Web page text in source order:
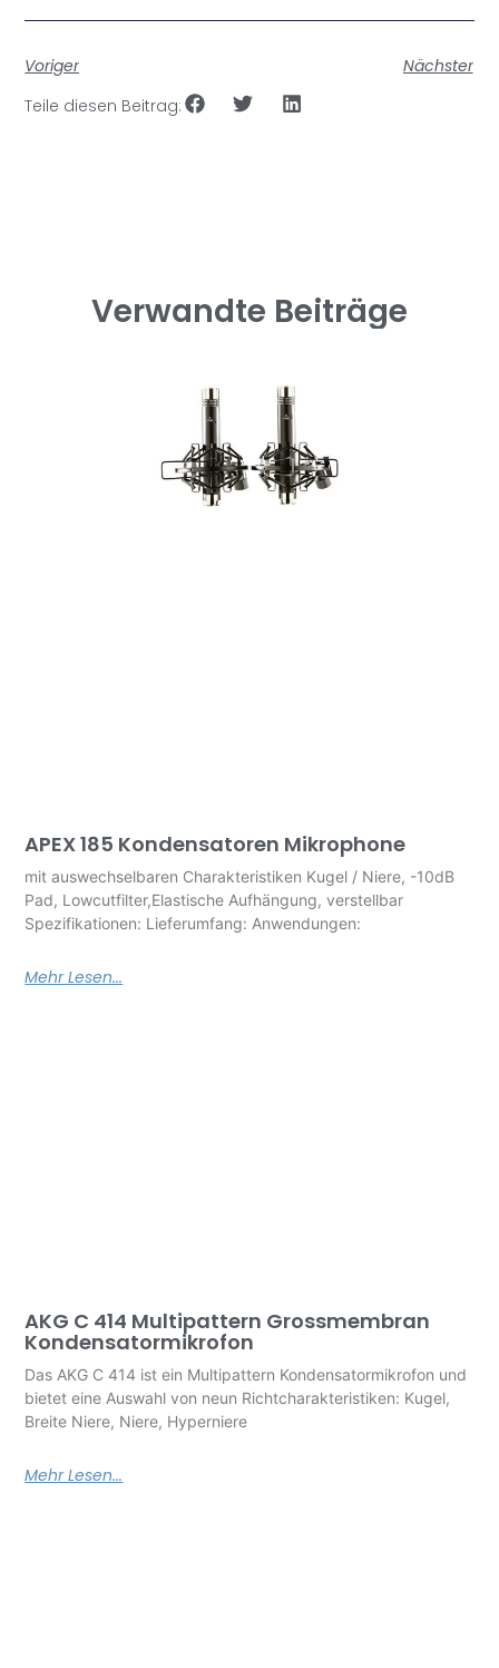
Voriger
Nächster
Teile diesen Beitrag:
Verwandte Beiträge
APEX 185 Kondensatoren Mikrophone
mit auswechselbaren Charakteristiken Kugel / Niere, -10dB
Pad, Lowcutfilter,Elastische Aufhängung, verstellbar
Spezifikationen: Lieferumfang: Anwendungen:
Mehr Lesen...
AKG C 414 Multipattern Grossmembran
Kondensatormikrofon
Das AKG C 414 ist ein Multipattern Kondensatormikrofon und
bietet eine Auswahl von neun Richtcharakteristiken: Kugel,
Breite Niere, Niere, Hyperniere
Mehr Lesen...